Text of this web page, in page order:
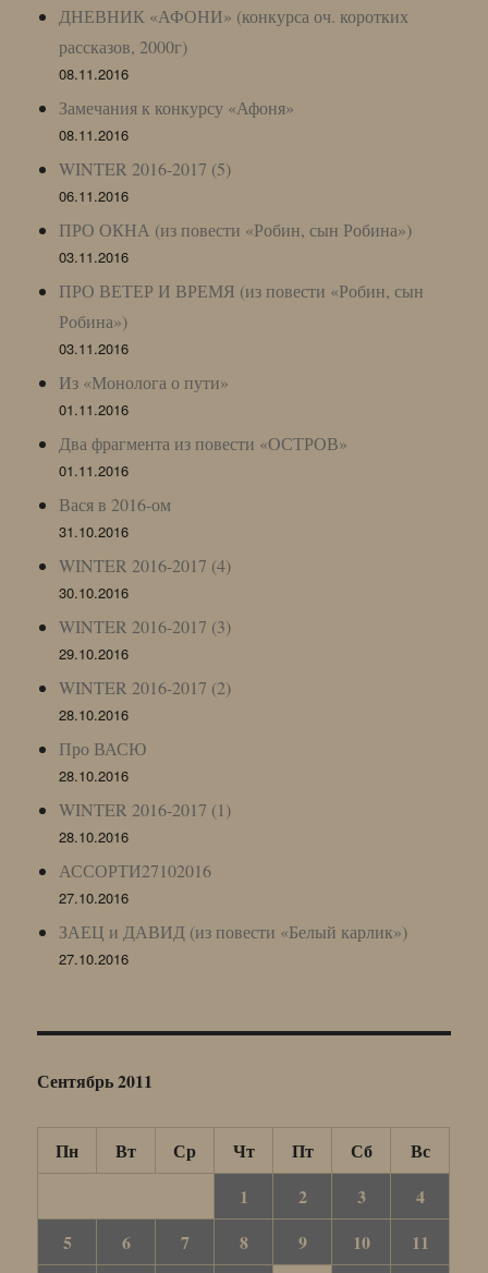
ДНЕВНИК «АФОНИ» (конкурса оч. коротких
рассказов, 2000г)
08.11.2016
Замечания к конкурсу «Афоня»
08.11.2016
WINTER 2016-2017 (5)
06.11.2016
ПРО ОКНА (из повести «Робин, сын Робина»)
03.11.2016
ПРО ВЕТЕР И ВРЕМЯ (из повести «Робин, сын
Робина»)
03.11.2016
Из «Монолога о пути»
01.11.2016
Два фрагмента из повести «ОСТРОВ»
01.11.2016
Вася в 2016-ом
31.10.2016
WINTER 2016-2017 (4)
30.10.2016
WINTER 2016-2017 (3)
29.10.2016
WINTER 2016-2017 (2)
28.10.2016
Про ВАСЮ
28.10.2016
WINTER 2016-2017 (1)
28.10.2016
АССОРТИ27102016
27.10.2016
ЗАЕЦ и ДАВИД (из повести «Белый карлик»)
27.10.2016
Сентябрь 2011
Пн Вт Ср Чт Пт Сб
Вс
1
2 3
4
5
6 7 8 9 10
11